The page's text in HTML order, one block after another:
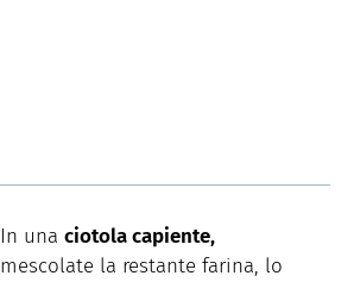
In una ciotola capiente,
mescolate la restante farina, lo